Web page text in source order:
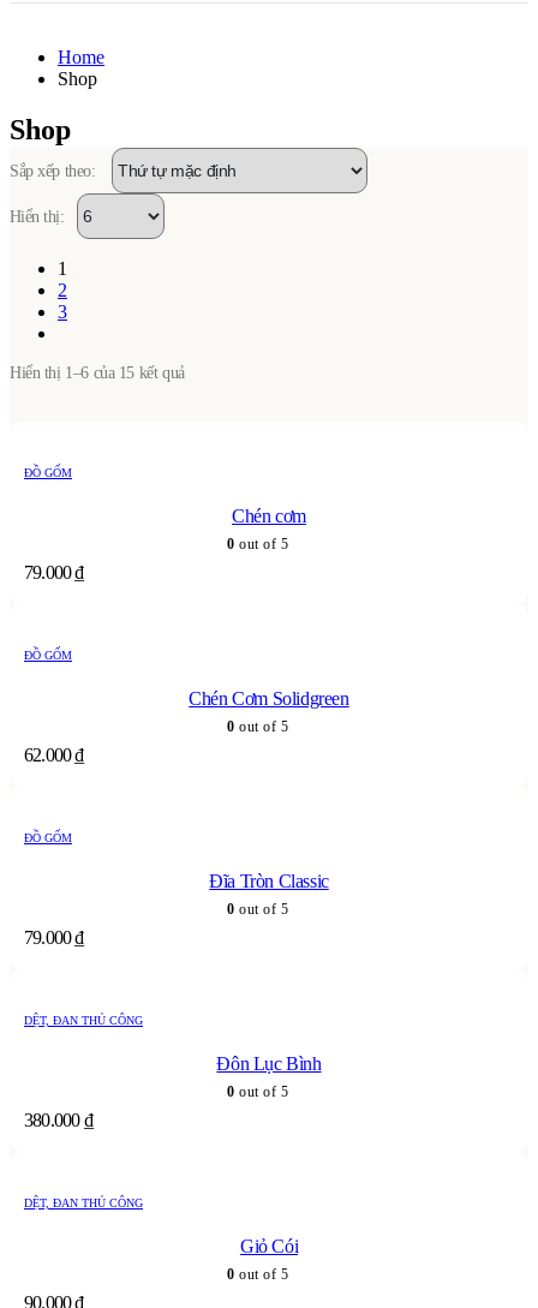
Home
Shop
Shop
Sắp xếp theo:
Hiển thị:
1
2
3
Hiển thị 1–6 của 15 kết quả
ĐỒ GỐM
Chén cơm
0 out of 5
79.000₫
ĐỒ GỐM
Chén Cơm Solidgreen
0 out of 5
62.000₫
ĐỒ GỐM
Đĩa Tròn Classic
0 out of 5
79.000₫
DỆT, ĐAN THỦ CÔNG
Đôn Lục Bình
0 out of 5
380.000₫
DỆT, ĐAN THỦ CÔNG
Giỏ Cói
0 out of 5
90.000₫